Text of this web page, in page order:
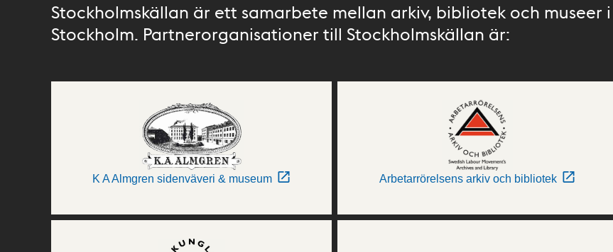
Stockholmskällan är ett samarbete mellan arkiv, bibliotek och museer i
Stockholm. Partnerorganisationer till Stockholmskällan är:
K A Almgren sidenväveri & museum Arbetarrörelsens arkiv och bibliotek